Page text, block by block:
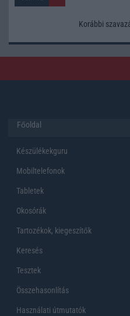
Korábbi
Főoldal
Készülékekguru
Mobiltelefonok
Tabletek
Okosórák
Tartozékok, kiegeszítők
Keresés
Tesztek
Összehasonlítás
Használati útmutatók